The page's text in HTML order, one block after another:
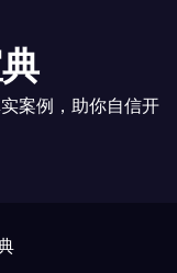
案例，助你自信开